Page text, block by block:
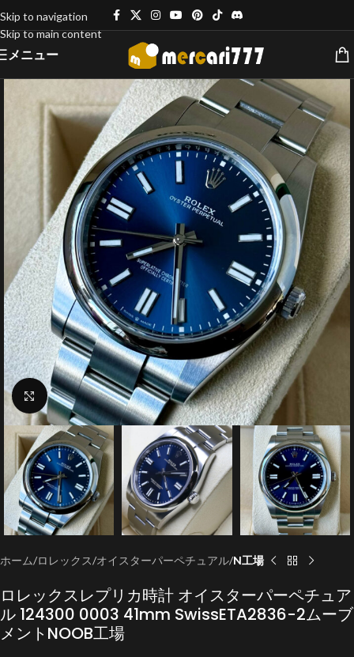
Skip to navigation
Skip to main content
メニュー
クリックで拡大
ホーム ロレックス オイスターパーペチュアル N工場
ロレックスレプリカ時計 オイスターパーペチュア
ル 124300 0003 41mm SwissETA2836-2ムーブ
メントNOOB工場